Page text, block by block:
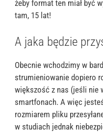
żeby format ten miał być
tam, 15 lat!
A jaka będzie
Obecnie wchodzimy w
strumieniowanie dopiero
większość z nas (jeśli nie
smartfonach. A więc
rozmiarem pliku
w studiach jednak